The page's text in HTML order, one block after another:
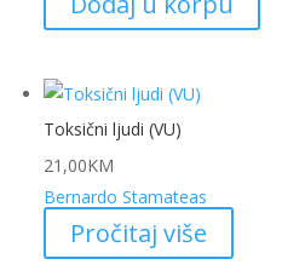
Toksični ljudi (VU)
21,00KM
Bernardo Stamateas
Pročitaj više